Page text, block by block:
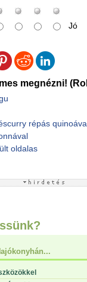
Jó
megnézni!
répás
oldalas